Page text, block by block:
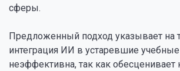
сферы.
Предложенный подход указывает на
интеграция ИИ в устаревшие
неэффективна, так как обесценивает